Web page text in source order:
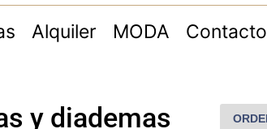
Alquiler MODA Contacto
y diademas